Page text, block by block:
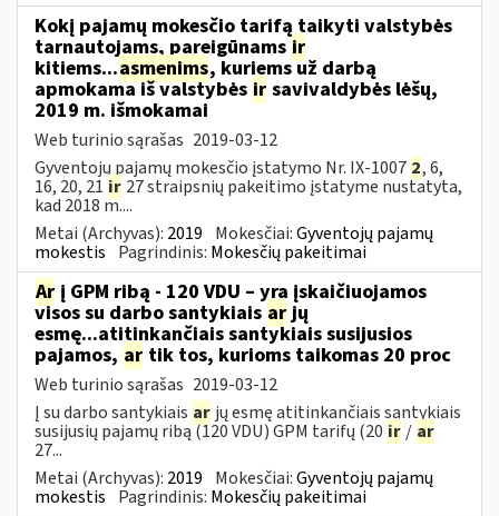
Kokį pajamų mokesčio tarifą taikyti valstybės
tarnautojams, pareigūnams ir
kitiems...asmenims, kuriems už darbą
apmokama iš valstybės ir savivaldybės lėšų,
2019 m. išmokamai
Web turinio sąrašas 2019-03-12
Gyventojų pajamų mokesčio įstatymo Nr. IX-1007 2, 6,
16, 20, 21 ir 27 straipsnių pakeitimo įstatyme nustatyta,
kad 2018 m....
Metai (Archyvas): 2019 Mokesčiai:Gyventojų pajamų
mokestis Pagrindinis: Mokesčių pakeitimai
Ar į GPM ribą - 120 VDU – yra įskaičiuojamos
visos su darbo santykiais arjų
esmę...atitinkančiais santykiais susijusios
pajamos, ar tik tos, kurioms taikomas 20 proc
Web turinio sąrašas 2019-03-12
Į su darbo santykiais ar jų esmę atitinkančiais santykiais
susijusių pajamų ribą (120 VDU) GPM tarifų (20 ir / ar
27...
Metai (Archyvas): 2019 Mokesčiai:Gyventojų pajamų
mokestis Pagrindinis: Mokesčių pakeitimai